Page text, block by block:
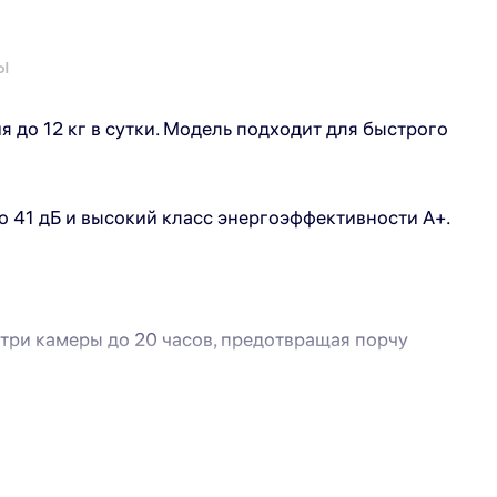
12 кг в сутки. Модель подходит для быстрого
дБ и высокий класс энергоэффективности А+.
камеры до 20 часов, предотвращая порчу